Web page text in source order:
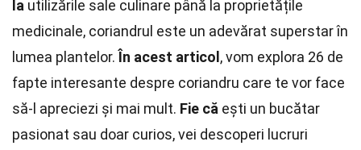
la utilizările sale culinare până la proprietățile
medicinale, coriandrul este un adevărat superstar în
lumea plantelor. În acest articol , vom explora 26 de
fapte interesante despre coriandru care te vor face
să-l apreciezi și mai mult. Fie că ești un bucătar
pasionat sau doar curios, vei descoperi lucruri